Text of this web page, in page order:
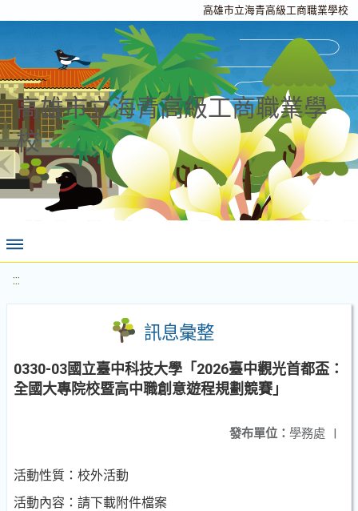
高雄市立海青高級工商職業學校
高雄市立海青高級工商職業學
校
:::
訊息彙整
0330-03國立臺中科技大學「2026臺中觀光首都盃：
全國大專院校暨高中職創意遊程規劃競賽」
發布單位： 學務處 |
活動性質：校外活動
活動內容：請下載附件檔案